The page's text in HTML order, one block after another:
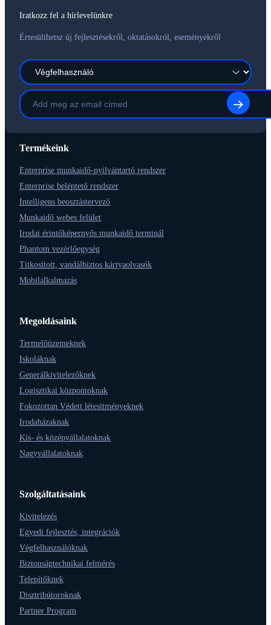
Termékeink
Enterprise munkaidő-nyilvántartó rendszer
Enterprise beléptető rendszer
Intelligens beosztástervező
Munkaidő webes felület
Irodai érintőképernyős munkaidő terminál
Phantom vezérlőegység
Titkosított, vandálbiztos kártyaolvasók
Mobilalkalmazás
Megoldásaink
Termelőüzemeknek
Iskoláknak
Generálkivitelezőknek
Logisztikai központoknak
Fokozottan Védett létesítményeknek
Irodaházaknak
Kis- és középvállalatoknak
Nagyvállalatoknak
Szolgáltatásaink
Kivitelezés
Egyedi fejlesztés, integrációk
Végfelhasználóknak
Biztonságtechnikai felmérés
Telepítőknek
Disztribútoroknak
Partner Program
Iratkozz fel a hírlevelünkre
Értesülthetsz új fejlesztésekről, oktatásokról, eseményekről